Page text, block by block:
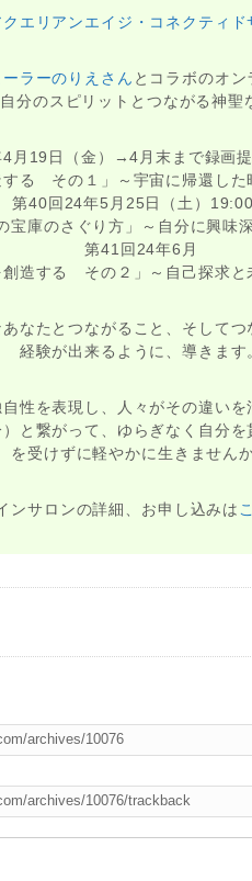
エリアンエイジ・コネクティ
ラーのりえさん とコラボのオン
分のスピリットとつながる神聖
月19日（金）→4月末まで録画提
する その１」～宇宙に帰還した
第40回24年5月25日（土）
宝庫のさぐり方」～自分に興味
第41回24年6月
創造する その２」～自己探求と
なたとつながること、そして
経験が出来るように、導きます
性を表現し、人々がその違いを
と繋がって、ゆらぎなく自分
を受けずに軽やかに生きません
ンサロンの詳細、お申し込みは